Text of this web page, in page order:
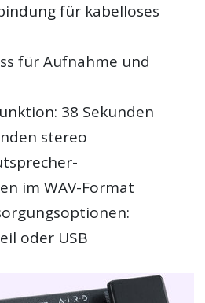
für kabelloses
für Aufnahme und
38 Sekunden
stereo
im WAV-Format
oder USB